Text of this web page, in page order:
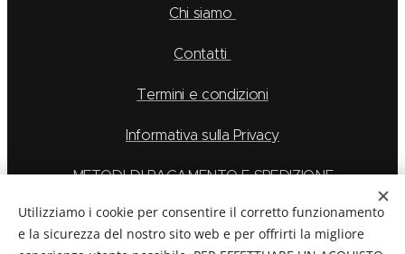
Chi siamo
Contatti
Termini e condizioni
Informativa sulla Privacy
METODI DI PAGAMENTO E SPEDIZIONE
Utilizziamo i cookie per consentire il corretto funzionamento
e la sicurezza del nostro sito web e per offrirti la migliore